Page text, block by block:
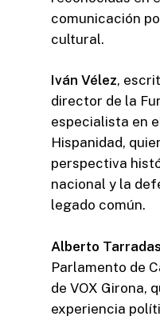
comunicación
cultural.
Iván Vélez,
director de la
especialista en
Hispanidad,
perspectiva
nacional y la
legado común.
Alberto Tarradas
Parlamento de
de VOX Girona,
experiencia